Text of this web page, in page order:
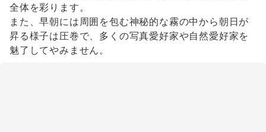
全体を彩ります。
また、早朝には周囲を包む神秘的な霧の中から朝日が
昇る様子は圧巻で、多くの写真愛好家や自然愛好家を
魅了してやみません。